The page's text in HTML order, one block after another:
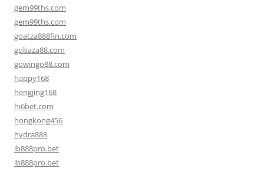
gem99ths.com
gem99ths.com
goatza888fin.com
gobaza88.com
gowingo88.com
happy168
hengjing168
hi6bet.com
hongkong456
hydra888
ib888pro.bet
ib888pro.bet